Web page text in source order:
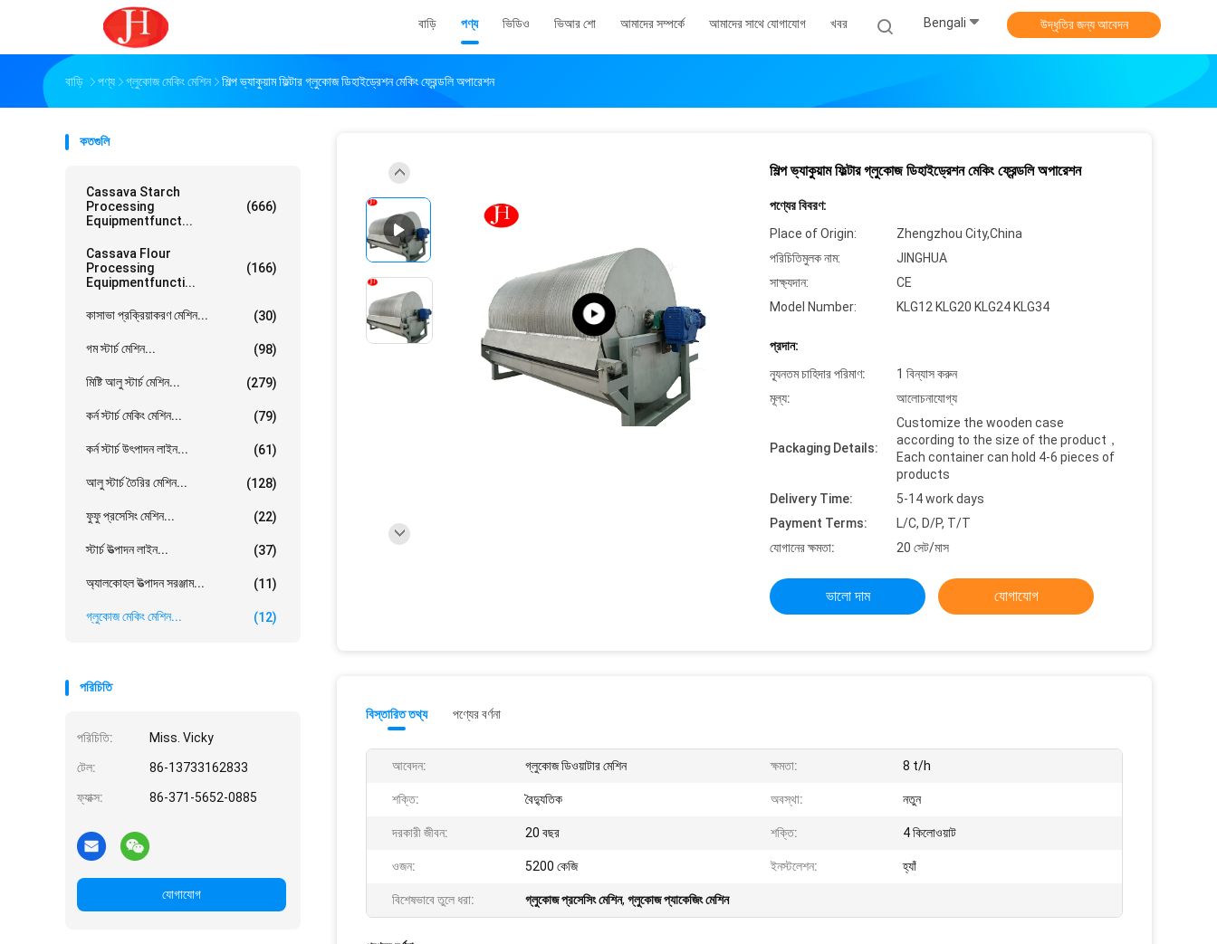
বাড়ি পণ্য ভিডিও ভিআর শো আমাদের সম্পর্কে আমাদের সাথে যোগাযোগ খবর Bengali উদ্ধৃতির জন্য আবেদন
বাড়ি পণ্য গ্লুকোজ মেকিং মেশিন শিল্প ভ্যাকুয়াম ফিল্টার গ্লুকোজ ডিহাইড্রেশন মেকিং ফ্রেন্ডলি অপারেশন
কতগুলি
Cassava Starch
Processing
Equipmentfunct...
(666)
Cassava Flour
Processing
Equipmentfuncti...
(166)
কাসাভা প্রক্রিয়াকরণ মেশিন... (30)
গম স্টার্চ মেশিন... (98)
মিষ্টি আলু স্টার্চ মেশিন... (279)
কর্ন স্টার্চ মেকিং মেশিন... (79)
কর্ন স্টার্চ উৎপাদন লাইন... (61)
আলু স্টার্চ তৈরির মেশিন... (128)
ফুফু প্রসেসিং মেশিন... (22)
স্টার্চ উত্পাদন লাইন... (37)
অ্যালকোহল উত্পাদন সরঞ্জাম... (11)
গ্লুকোজ মেকিং মেশিন... (12)
পরিচিতি
পরিচিতি: Miss. Vicky
টেল: 86-13733162833
ফ্যাক্স: 86-371-5652-0885
যোগাযোগ
শিল্প ভ্যাকুয়াম ফিল্টার গ্লুকোজ ডিহাইড্রেশন মেকিং ফ্রেন্ডলি অপারেশন
পণ্যের বিবরণ:
Place of Origin:
Zhengzhou City,China
পরিচিতিমুলক নাম:
JINGHUA
সাক্ষ্যদান:
CE
Model Number:
KLG12 KLG20 KLG24 KLG34
প্রদান:
ন্যূনতম চাহিদার পরিমাণ:
1 বিন্যাস করুন
মূল্য:
আলোচনাযোগ্য
Packaging Details:
Customize the wooden case
according to the size of the product，
Each container can hold 4-6 pieces of
products
Delivery Time:
5-14 work days
Payment Terms:
L/C, D/P, T/T
যোগানের ক্ষমতা:
20 সেট/মাস
ভালো দাম যোগাযোগ
বিস্তারিত তথ্য পণ্যের বর্ণনা
আবেদন: গ্লুকোজ ডিওয়াটার মেশিন ক্ষমতা: 8 t/h
শক্তি: বৈদ্যুতিক অবস্থা: নতুন
দরকারী জীবন: 20 বছর শক্তি: 4 কিলোওয়াট
ওজন: 5200 কেজি ইনস্টলেশন: হ্যাঁ
বিশেষভাবে তুলে ধরা: গ্লুকোজ প্রসেসিং মেশিন, গ্লুকোজ প্যাকেজিং মেশিন